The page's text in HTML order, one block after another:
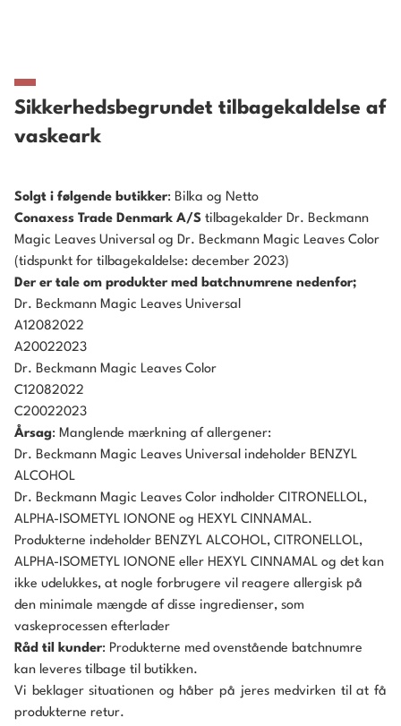
Sikkerhedsbegrundet tilbagekaldelse af
vaskeark
Solgt i følgende butikker: Bilka og Netto
Conaxess Trade Denmark A/S tilbagekalder Dr. Beckmann
Magic Leaves Universal og Dr. Beckmann Magic Leaves Color
(tidspunkt for tilbagekaldelse: december 2023)
Der er tale om produkter med batchnumrene nedenfor;
Dr. Beckmann Magic Leaves Universal
A12082022
A20022023
Dr. Beckmann Magic Leaves Color
C12082022
C20022023
Årsag: Manglende mærkning af allergener:
Dr. Beckmann Magic Leaves Universal indeholder BENZYL
ALCOHOL
Dr. Beckmann Magic Leaves Color indholder CITRONELLOL,
ALPHA-ISOMETYL IONONE og HEXYL CINNAMAL.
Produkterne indeholder BENZYL ALCOHOL, CITRONELLOL,
ALPHA-ISOMETYL IONONE eller HEXYL CINNAMAL og det kan
ikke udelukkes, at nogle forbrugere vil reagere allergisk på
den minimale mængde af disse ingredienser, som
vaskeprocessen efterlader
Råd til kunder: Produkterne med ovenstående batchnumre
kan leveres tilbage til butikken.
Vi beklager situationen og håber på jeres medvirken til at få
produkterne retur.